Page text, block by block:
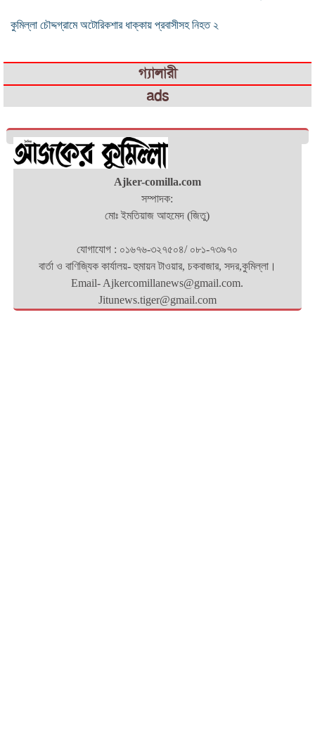
কুমিল্লা চৌদ্দগ্রামে অটোরিকশার ধাক্কায় প্রবাসীসহ নিহত ২
গ্যালারী
ads
Ajker-comilla.com
সম্পাদক:
মোঃ ইমতিয়াজ আহমেদ (জিতু)
যোগাযোগ : ০১৬৭৬-৩২৭৫০৪/ ০৮১-৭৩৯৭০
বার্তা ও বাণিজ্যিক কার্যালয়- হুমায়ন টাওয়ার, চকবাজার, সদর,কুমিল্লা।
Email- Ajkercomillanews@gmail.com.
Jitunews.tiger@gmail.com